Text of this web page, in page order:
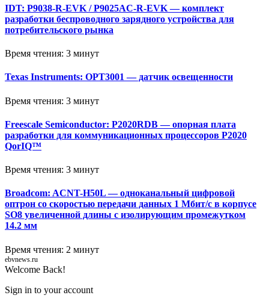
IDT: P9038-R-EVK / P9025AC-R-EVK — комплект
разработки беспроводного зарядного устройства для
потребительского рынка
Время чтения: 3 минут
Texas Instruments: OPT3001 — датчик освещенности
Время чтения: 3 минут
Freescale Semiconductor: P2020RDB — опорная плата
разработки для коммуникационных процессоров P2020
QorIQ™
Время чтения: 3 минут
Broadcom: ACNT-H50L — одноканальный цифровой
оптрон со скоростью передачи данных 1 Мбит/с в корпусе
SO8 увеличенной длины с изолирующим промежутком
14.2 мм
Время чтения: 2 минут
ebvnews.ru
Welcome Back!
Sign in to your account